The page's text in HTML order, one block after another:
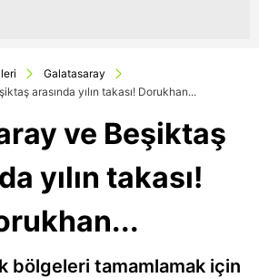
Galatasaray
arasında yılın takası! Dorukhan...
ve Beşiktaş
yılın takası!
bölgeleri tamamlamak için